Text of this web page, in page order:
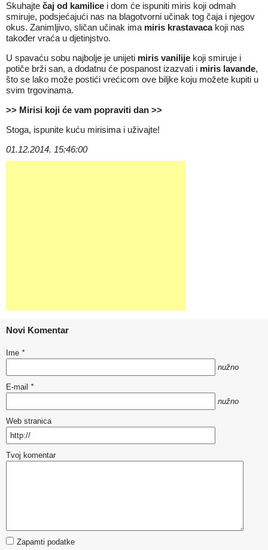
Skuhajte čaj od kamilice i dom će ispuniti miris koji odmah
smiruje, podsjećajući nas na blagotvorni učinak tog čaja i njegov
okus. Zanimljivo, sličan učinak ima miris krastavacakoji nas
također vraća u djetinjstvo.
U spavaću sobu najbolje je unijeti miris vanilije koji smiruje i
potiče brži san, a dodatnu će pospanost izazvati i miris lavande,
što se lako može postići vrećicom ove biljke koju možete kupiti u
svim trgovinama.
>> Mirisi koji će vam popraviti dan >>
Stoga, ispunite kuću mirisima i uživajte!
01.12.2014. 15:46:00
Novi Komentar
Ime *
nužno
E-mail *
nužno
Web stranica
Tvoj komentar
Zapamti podatke